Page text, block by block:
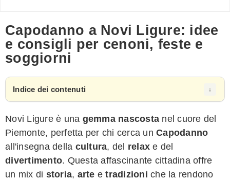
Capodanno a Novi Ligure: idee
e consigli per cenoni, feste e
soggiorni
Indice dei contenuti
Novi Ligure è una gemma nascosta nel cuore del
Piemonte, perfetta per chi cerca un Capodanno
all'insegna della cultura, del relax e del
divertimento. Questa affascinante cittadina offre
un mix di storia, arte etradizioni che la rendono